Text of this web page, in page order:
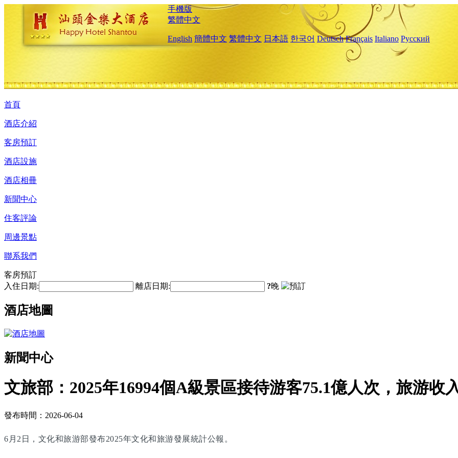
手機版
繁體中文
English 簡體中文 繁體中文 日本語 한국어 Deutsch Français Italiano Русский
首頁
酒店介紹
客房預訂
酒店設施
酒店相冊
新聞中心
住客評論
周邊景點
聯系我們
客房預訂
入住日期:
離店日期: ?晚
酒店地圖
新聞中心
文旅部：2025年16994個A級景區接待游客75.1億人次，旅游收
發布時間：2026-06-04
6月2日，文化和旅游部發布2025年文化和旅游發展統計公報。